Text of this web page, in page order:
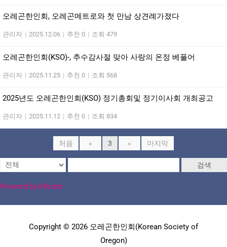
오레곤한인회, 오레곤메트로와 첫 만남 상견례가졌다
관리자 | 2025.12.06 | 추천 0 | 조회 479
오레곤한인회(KSO)-, 추수감사절 맞아 사랑의 온정 베풀어
관리자 | 2025.11.25 | 추천 0 | 조회 568
2025년도 오레곤한인회(KSO) 정기총회및 정기이사회 개최공고
관리자 | 2025.11.12 | 추천 0 | 조회 834
처음 « 3 » 마지막
검색
Powered by KBoard
Copyright © 2026 오레곤한인회(Korean Society of
Oregon)